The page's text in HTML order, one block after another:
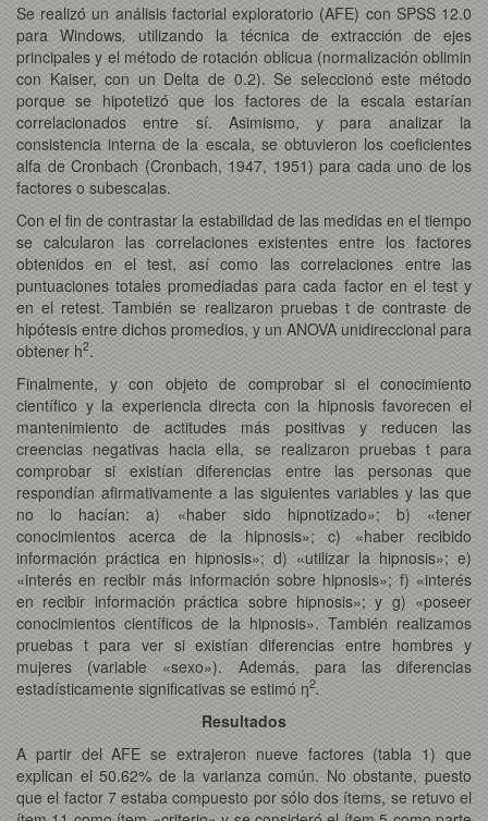
Se realizó un análisis factorial exploratorio (AFE) con SPSS 12.0
para Windows,
utilizando la técnica de extracción de ejes
principales y el método de rotación oblicua (normalización oblimin
con Kaiser, con un Delta de 0.2). Se seleccionó este método
porque se hipotetizó que los factores de la escala estarían
correlacionados entre sí. Asimismo, y para analizar la
consistencia interna de la escala, se obtuvieron los coeficientes
alfa de Cronbach (Cronbach, 1947, 1951) para cada uno de los
factores o subescalas.
Con el fin de contrastar la estabilidad de las medidas en el tiempo
se calcularon las correlaciones existentes entre los factores
obtenidos en el test, así como las correlaciones entre las
puntuaciones totales promediadas para cada factor en el test y
en el retest. También se realizaron pruebas t de contraste de
hipótesis entre dichos promedios, y un ANOVA unidireccional para
obtener h2.
Finalmente, y con objeto de comprobar si el conocimiento
científico y la experiencia directa con la hipnosis favorecen el
mantenimiento de actitudes más positivas y reducen las
creencias negativas hacia ella, se realizaron pruebas t para
comprobar si existían diferencias entre las personas que
respondían afirmativamente a las siguientes variables y las que
no lo hacían: a) «haber sido hipnotizado»; b) «tener
conocimientos acerca de la hipnosis»; c) «haber recibido
información práctica en hipnosis»; d) «utilizar la hipnosis»; e)
«interés en recibir más información sobre hipnosis»; f) «interés
en recibir información práctica sobre hipnosis»; y g) «poseer
conocimientos científicos de la hipnosis». También realizamos
pruebas t para ver si existían diferencias entre hombres y
mujeres (variable «sexo»). Además, para las diferencias
estadísticamente significativas se estimó η2.
Resultados
A partir del AFE se extrajeron nueve factores (tabla 1) que
explican el 50.62% de la varianza común. No obstante, puesto
que el factor 7 estaba compuesto por sólo dos ítems, se retuvo el